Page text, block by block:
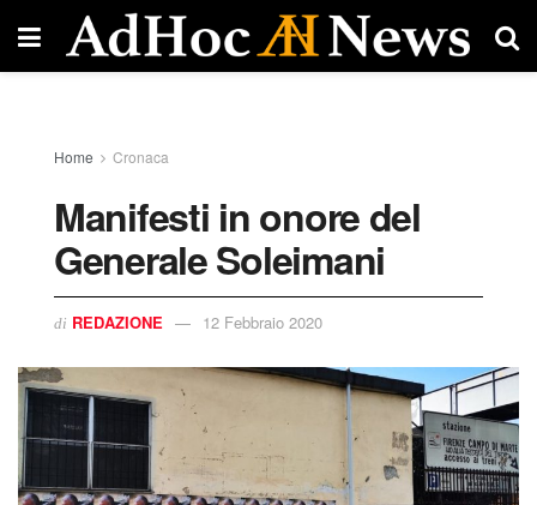
Home Cronaca
Manifesti in onore del
Generale Soleimani
di REDAZIONE 12 Febbraio 2020